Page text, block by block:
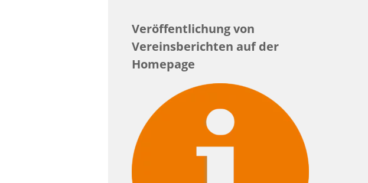
Veröffentlichung von
Vereinsberichten auf der
Homepage